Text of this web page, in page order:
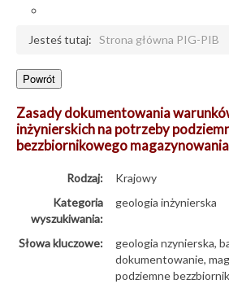
Jesteś tutaj: Strona główna PIG-PIB
Zasady dokumentowania
inżynierskich na potrzeby
bezzbiornikowego
Rodzaj:
Krajowy
Kategoria
wyszukiwania:
geologia inżynierska
Słowa kluczowe:
geologia nzynierska,
dokumentowanie,
podziemne